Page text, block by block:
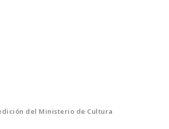
del Ministerio de Cultura